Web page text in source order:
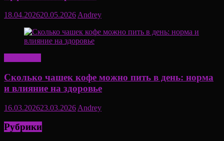
18.04.202620.05.2026 Andrey
Сколько чашек кофе можно пить в день: норма
и влияние на здоровье
16.03.202623.03.2026 Andrey
Рубрики